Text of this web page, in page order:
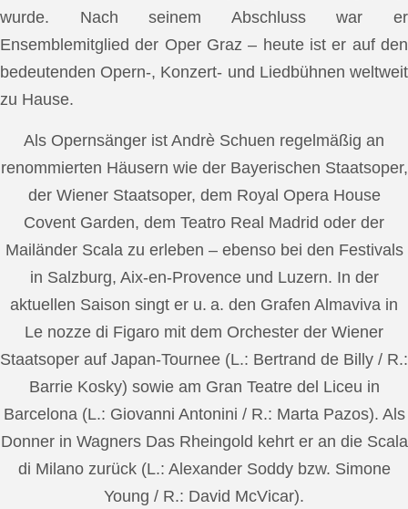
wurde. Nach seinem Abschluss war er
Ensemblemitglied der Oper Graz – heute ist er auf den
bedeutenden Opern-, Konzert- und Liedbühnen weltweit
zu Hause.
Als Opernsänger ist Andrè Schuen regelmäßig an
renommierten Häusern wie der Bayerischen Staatsoper,
der Wiener Staatsoper, dem Royal Opera House
Covent Garden, dem Teatro Real Madrid oder der
Mailänder Scala zu erleben – ebenso bei den Festivals
in Salzburg, Aix-en-Provence und Luzern. In der
aktuellen Saison singt er u. a. den Grafen Almaviva in
Le nozze di Figaro mit dem Orchester der Wiener
Staatsoper auf Japan-Tournee (L.: Bertrand de Billy / R.:
Barrie Kosky) sowie am Gran Teatre del Liceu in
Barcelona (L.: Giovanni Antonini / R.: Marta Pazos). Als
Donner in Wagners Das Rheingold kehrt er an die Scala
di Milano zurück (L.: Alexander Soddy bzw. Simone
Young / R.: David McVicar).